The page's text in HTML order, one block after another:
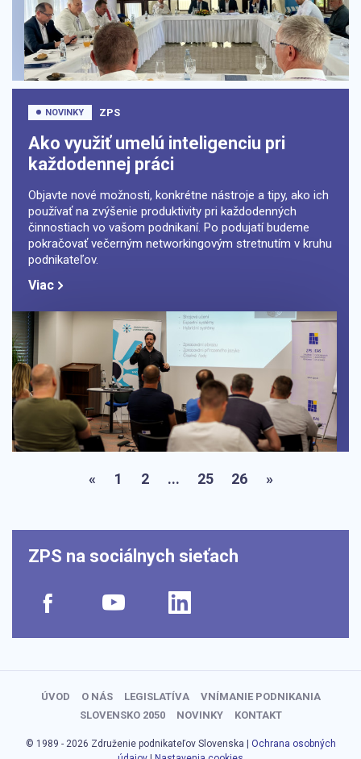
NOVINKY ZPS
Ako využiť umelú inteligenciu pri
každodennej práci
Objavte nové možnosti, konkrétne nástroje a tipy, ako ich
používať na zvýšenie produktivity pri každodenných
činnostiach vo vašom podnikaní. Po podujatí budeme
pokračovať večerným networkingovým stretnutím v kruhu
podnikateľov.
Viac
« 1 2 ... 25 26 »
ZPS na sociálnych sieťach
ÚVOD O NÁS LEGISLATÍVA
VNÍMANIE PODNIKANIA
SLOVENSKO 2050
NOVINKY KONTAKT
© 1989 - 2026 Združenie podnikateľov Slovenska | Ochrana osobných